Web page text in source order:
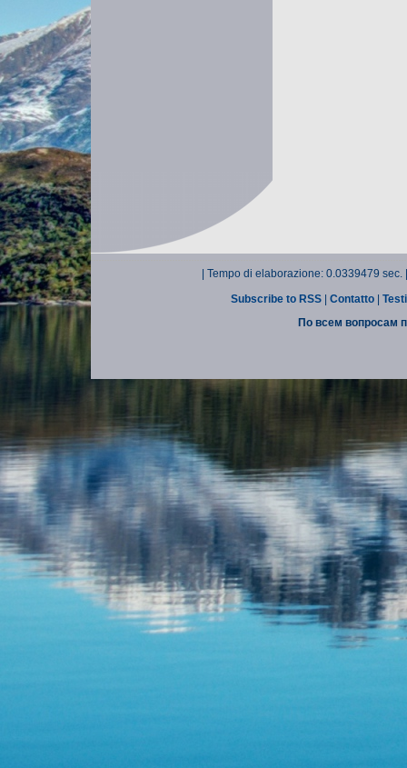
| Tempo di elaborazione: 0.0339479 sec.
Subscribe to RSS
Contatto
По всем вопросам